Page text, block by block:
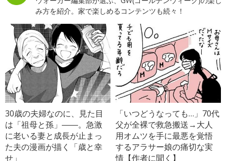
み方を紹介。家で楽しめるコンテンツも続々！
30歳の夫婦なのに、見た目
は「祖母と孫」――。急激
に老いる妻と成長が止まっ
た夫の漫画が描く「歳と幸
せ」
「いつどうなっても…」70代
父が全裸で救急搬送→大人
用オムツを手に最悪を覚悟
するアラサー娘の痛切な実
情【作者に聞く】